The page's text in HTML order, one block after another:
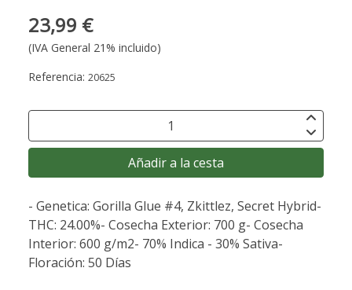
23,99 €
(IVA General 21% incluido)
Referencia: 20625
Añadir a la cesta
- Genetica: Gorilla Glue #4, Zkittlez, Secret Hybrid-
THC: 24.00%- Cosecha Exterior: 700 g- Cosecha
Interior: 600 g/m2- 70% Indica - 30% Sativa-
Floración: 50 Días